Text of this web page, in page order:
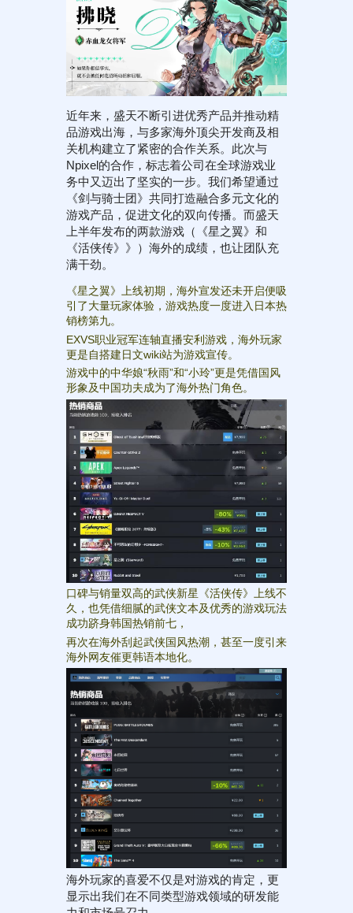
近年来，盛天不断引进优秀产品并推动精
品游戏出海，与多家海外顶尖开发商及相
关机构建立了紧密的合作关系。此次与
Npixel的合作，标志着公司在全球游戏业
务中又迈出了坚实的一步。我们希望通过
《剑与骑士团》共同打造融合多元文化的
游戏产品，促进文化的双向传播。而盛天
上半年发布的两款游戏（《星之翼》和
《活侠传》》）海外的成绩，也让团队充
满干劲。
《星之翼》上线初期，海外宣发还未开启便吸
引了大量玩家体验，游戏热度一度进入日本热
销榜第九。
EXVS职业冠军连轴直播安利游戏，海外玩家
更是自搭建日文wiki站为游戏宣传。
游戏中的中华娘“秋雨”和“小玲”更是凭借国风
形象及中国功夫成为了海外热门角色。
口碑与销量双高的武侠新星《活侠传》上线不
久，也凭借细腻的武侠文本及优秀的游戏玩法
成功跻身韩国热销前七，
再次在海外刮起武侠国风热潮，甚至一度引来
海外网友催更韩语本地化。
海外玩家的喜爱不仅是对游戏的肯定，更
显示出我们在不同类型游戏领域的研发能